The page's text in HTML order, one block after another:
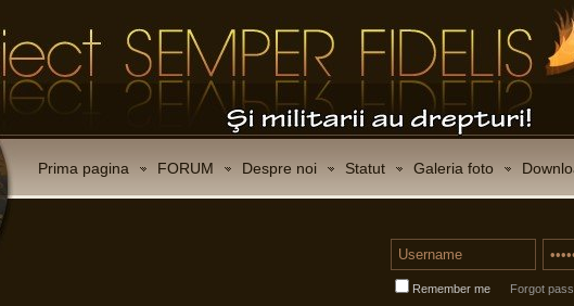
Prima pagina FORUM Despre noi Statut Galeria foto
Remember me Forgot